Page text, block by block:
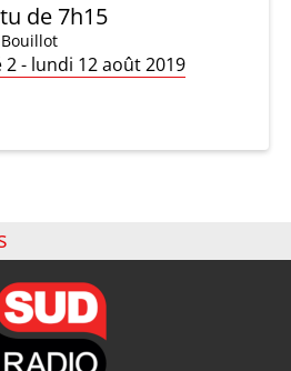
de 7h15
2 - lundi 12 août 2019